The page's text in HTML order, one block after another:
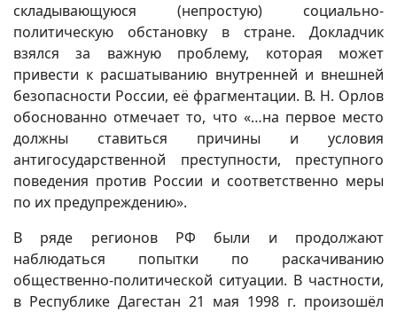
складывающуюся (непростую) социально-
политическую обстановку в стране. Докладчик
взялся за важную проблему, которая может
привести к расшатыванию внутренней и внешней
безопасности России, её фрагментации. В. Н. Орлов
обоснованно отмечает то, что «…на первое место
должны ставиться причины и условия
антигосударственной преступности, преступного
поведения против России и соответственно меры
по их предупреждению».
В ряде регионов РФ были и продолжают
наблюдаться попытки по раскачиванию
общественно-политической ситуации. В частности,
в Республике Дагестан 21 мая 1998 г. произошёл